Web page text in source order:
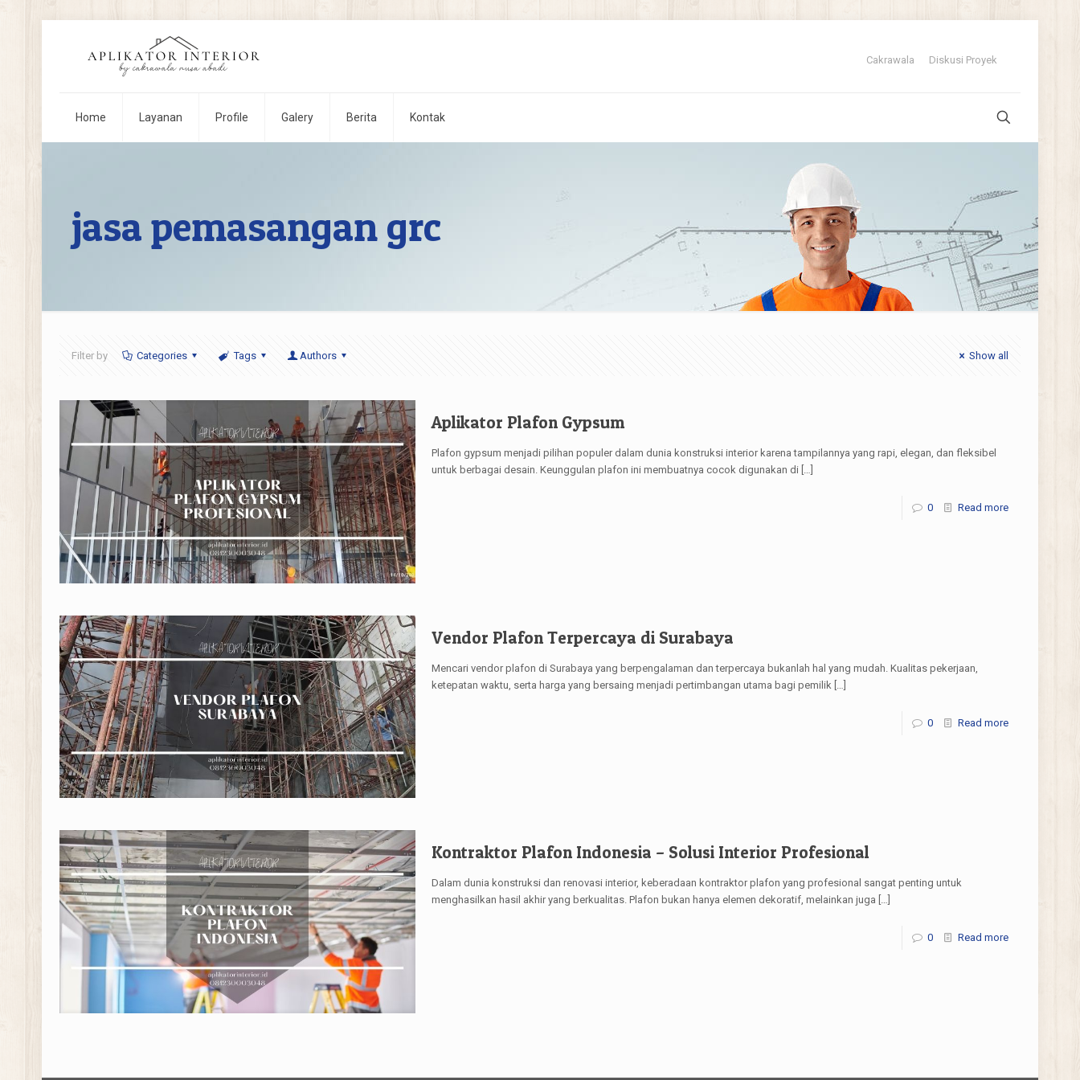
Home Layanan Profile Galery Berita Kontak
Cakrawala Diskusi Proyek
jasa pemasangan grc
Filter by Categories Tags Authors Show all
Aplikator Plafon Gypsum
Plafon gypsum menjadi pilihan populer dalam dunia konstruksi interior karena tampilannya yang rapi, elegan, dan fleksibel
untuk berbagai desain. Keunggulan plafon ini membuatnya cocok digunakan di […]
0 Read more
Vendor Plafon Terpercaya di Surabaya
Mencari vendor plafon di Surabaya yang berpengalaman dan terpercaya bukanlah hal yang mudah. Kualitas pekerjaan,
ketepatan waktu, serta harga yang bersaing menjadi pertimbangan utama bagi pemilik […]
0 Read more
Kontraktor Plafon Indonesia – Solusi Interior Profesional
Dalam dunia konstruksi dan renovasi interior, keberadaan kontraktor plafon yang profesional sangat penting untuk
menghasilkan hasil akhir yang berkualitas. Plafon bukan hanya elemen dekoratif, melainkan juga […]
0 Read more